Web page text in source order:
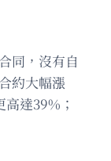
同，沒有自
約大幅漲
達39%；